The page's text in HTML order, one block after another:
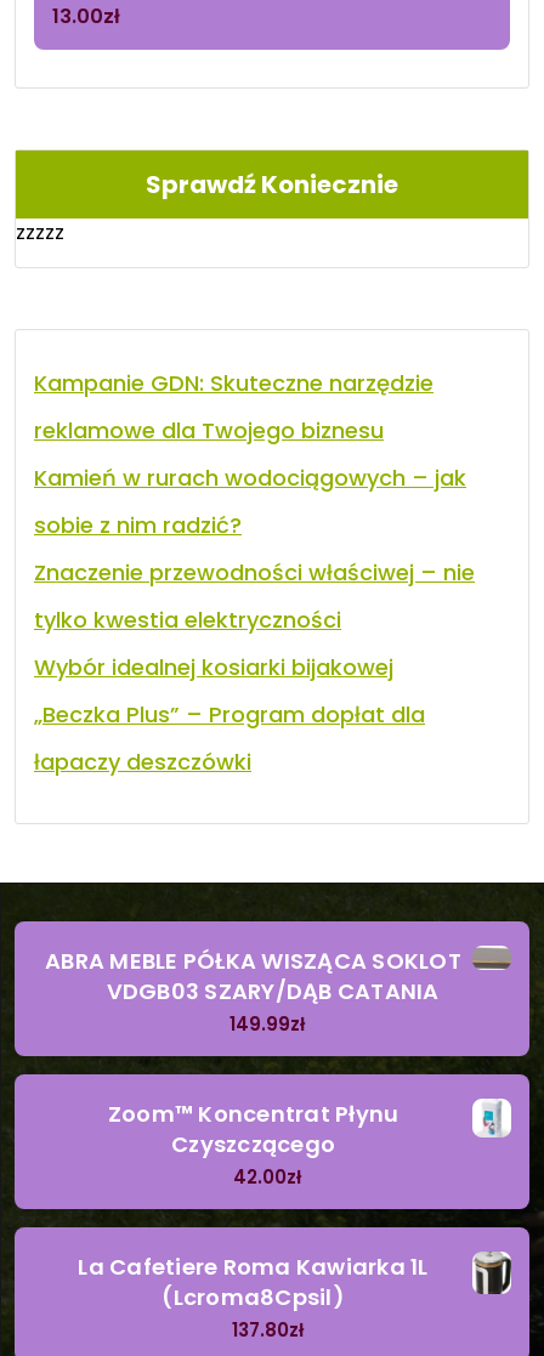
13.00zł
Sprawdź Koniecznie
zzzzz
Kampanie GDN: Skuteczne narzędzie
reklamowe dla Twojego biznesu
Kamień w rurach wodociągowych – jak
sobie z nim radzić?
Znaczenie przewodności właściwej – nie
tylko kwestia elektryczności
Wybór idealnej kosiarki bijakowej
„Beczka Plus” – Program dopłat dla
łapaczy deszczówki
ABRA MEBLE PÓŁKA WISZĄCA SOKLOT
VDGB03 SZARY/DĄB CATANIA
149.99zł
Zoom™ Koncentrat Płynu
Czyszczącego
42.00zł
La Cafetiere Roma Kawiarka 1L
(Lcroma8Cpsil)
137.80zł